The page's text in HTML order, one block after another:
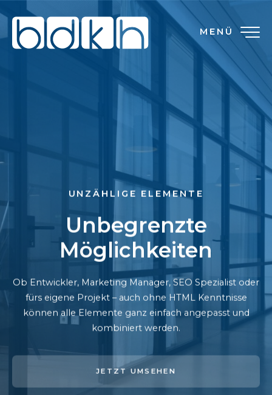
MENÜ
UNZÄHLIGE ELEMENTE
Unbegrenzte
Möglichkeiten
Ob Entwickler, Marketing Manager, SEO Spezialist oder
fürs eigene Projekt – auch ohne HTML Kenntnisse
können alle Elemente ganz einfach angepasst und
kombiniert werden.
JETZT UMSEHEN